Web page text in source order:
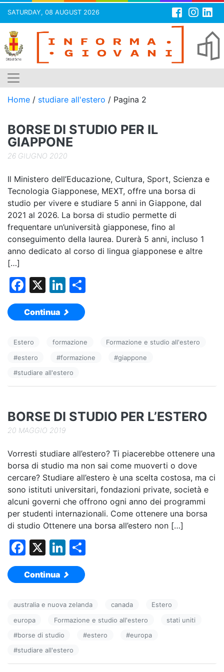
SATURDAY, 08 AUGUST 2026
Skip
content
Home / studiare all'estero / Pagina 2
BORSE DI STUDIO PER IL
GIAPPONE
26 GIUGNO 2020
Il Ministero dell’Educazione, Cultura, Sport, Scienza e
Tecnologia Giapponese, MEXT, offre una borsa di
studio per vivere e studiare 5 anni in Giappone, dal
2021 al 2026. La borsa di studio permette di
frequentare un’università giapponese, fino al
conseguimento della laurea. Durerà 5 anni, incluso 1
anno dedicato al corso di lingua giapponese e altre
[…]
F
a
c
b
o
o
X
Li
n
k
dI
n
vi
di
Continua
Estero formazione
Formazione e studio all'estero
#estero #formazione #giappone
#studiare all'estero
BORSE DI STUDIO PER L’ESTERO
20 MAGGIO 2019
Vorresti studiare all’estero? Ti piacerebbe ottenere una
borsa di studio ma non sai come muoverti o dove
cercare? Studiare all’estero è una scelta costosa, ma ci
sono istituti universitari, fondazioni private, società e
alcuni governi che offrono ogni anno dei programmi
per studenti internazionali. Come ottenere una borsa
di studio Ottenere una borsa all’estero non […]
F
a
c
b
o
o
k
X
Li
n
k
dI
n
vi
di
Continua
australia e nuova zelanda canada
Estero
europa
Formazione e studio all'estero
stati uniti
#borse di studio #estero #europa
#studiare all'estero